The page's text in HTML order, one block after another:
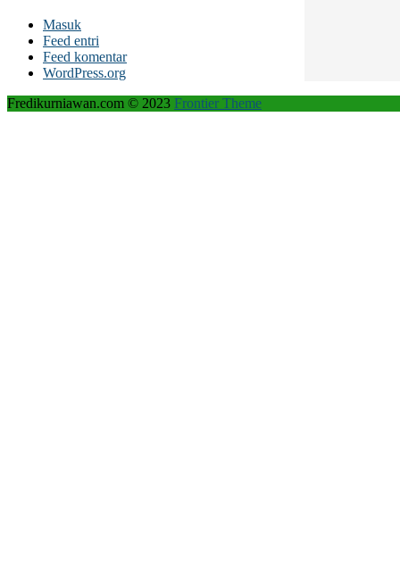
Masuk
Feed entri
Feed komentar
WordPress.org
Fredikurniawan.com © 2023 Frontier Theme